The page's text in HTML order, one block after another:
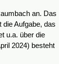
an. Das
Aufgabe, das
u.a. über die
2024) besteht